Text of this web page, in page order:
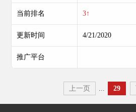
当前排名 3↑
更新时间 4/21/2020
推广平台
上一页 ... 29